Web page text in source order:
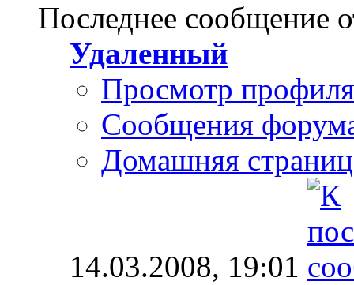
Последнее сообщение
Удаленный
Просмотр профиля
Сообщения
Домашняя
14.03.2008, 19:01